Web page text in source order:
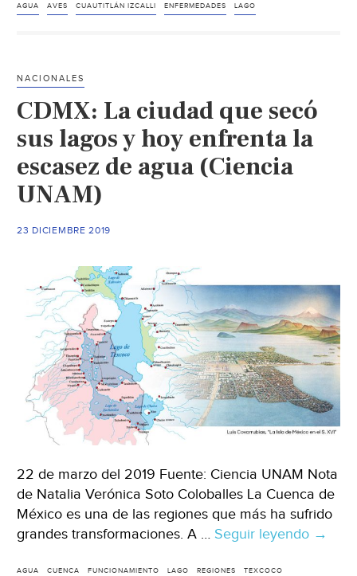
patos
la
Presa-
de
Guadalupe
en
Izcalli
(Levantón
AGUA AVES CUAUTITLÁN IZCALLI ENFERMEDADES LAGO
NACIONALES
CDMX: La ciudad que secó
sus lagos y hoy enfrenta la
escasez de agua (Ciencia
UNAM)
23 DICIEMBRE 2019
22 de marzo del 2019 Fuente: Ciencia UNAM Nota
de Natalia Verónica Soto Coloballes La Cuenca de
México es una de las regiones que más ha sufrido
grandes transformaciones. A … Seguir leyendo →
AGUA CUENCA FUNCIONAMIENTO LAGO REGIONES TEXCOCO